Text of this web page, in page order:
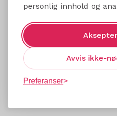
personlig innhold og
Avvis ikke-
Preferanser